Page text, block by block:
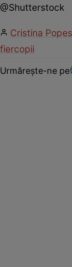
@Shutterstock
Cristina
fiercopii
Urmărește-ne pe